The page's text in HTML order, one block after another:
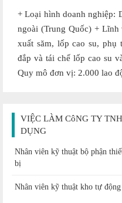
+ Loại hình doanh nghiệp:
ngoài (Trung Quốc) + Lĩnh
xuất săm, lốp cao su,
đắp và tái chế lốp cao su
Quy mô đơn vị: 2.000 lao
VIỆC LÀM CôNG TY
DỤNG
Nhân viên kỹ thuật bộ phận
bị
Nhân viên kỹ thuật kho tự động